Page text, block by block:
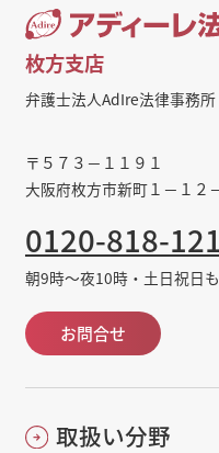
枚方支店
弁護士法人AdIre法律事務
〒５７３－１１９１
大阪府枚方市新町１－１２
0120-818-121
朝9時～夜10時・土日祝日
お問合せ
取扱い分野